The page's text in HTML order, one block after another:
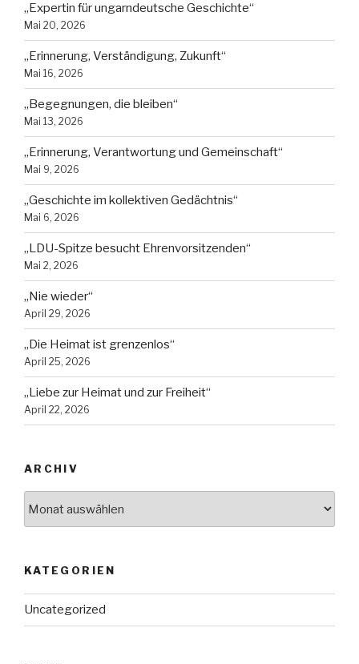
„Expertin für ungarndeutsche Geschichte“
Mai 20, 2026
„Erinnerung, Verständigung, Zukunft“
Mai 16, 2026
„Begegnungen, die bleiben“
Mai 13, 2026
„Erinnerung, Verantwortung und Gemeinschaft“
Mai 9, 2026
„Geschichte im kollektiven Gedächtnis“
Mai 6, 2026
„LDU-Spitze besucht Ehrenvorsitzenden“
Mai 2, 2026
„Nie wieder“
April 29, 2026
„Die Heimat ist grenzenlos“
April 25, 2026
„Liebe zur Heimat und zur Freiheit“
April 22, 2026
ARCHIV
KATEGORIEN
Uncategorized